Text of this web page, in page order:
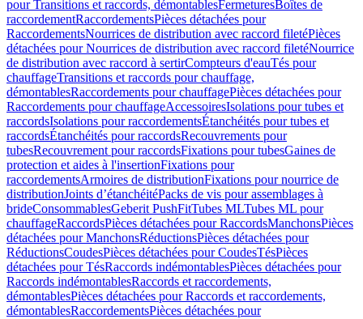
pour Transitions et raccords, démontablesFermeturesBoîtes de
raccordementRaccordementsPièces détachées pour
RaccordementsNourrices de distribution avec raccord filetéPièces
détachées pour Nourrices de distribution avec raccord filetéNourrice
de distribution avec raccord à sertirCompteurs d'eauTés pour
chauffageTransitions et raccords pour chauffage,
démontablesRaccordements pour chauffagePièces détachées pour
Raccordements pour chauffageAccessoiresIsolations pour tubes et
raccordsIsolations pour raccordementsÉtanchéités pour tubes et
raccordsÉtanchéités pour raccordsRecouvrements pour
tubesRecouvrement pour raccordsFixations pour tubesGaines de
protection et aides à l'insertionFixations pour
raccordementsArmoires de distributionFixations pour nourrice de
distributionJoints d’étanchéitéPacks de vis pour assemblages à
brideConsommablesGeberit PushFitTubes MLTubes ML pour
chauffageRaccordsPièces détachées pour RaccordsManchonsPièces
détachées pour ManchonsRéductionsPièces détachées pour
RéductionsCoudesPièces détachées pour CoudesTésPièces
détachées pour TésRaccords indémontablesPièces détachées pour
Raccords indémontablesRaccords et raccordements,
démontablesPièces détachées pour Raccords et raccordements,
démontablesRaccordementsPièces détachées pour